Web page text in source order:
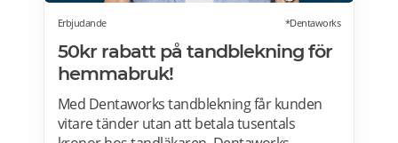
Erbjudande *Dentaworks
50kr rabatt på tandblekning för
hemmabruk!
Med Dentaworks tandblekning får kunden
vitare tänder utan att betala tusentals